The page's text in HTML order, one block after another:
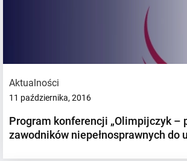
Aktualności
11 października, 2016
Program konferencji „Olimpijczyk –
zawodników niepełnosprawnych do